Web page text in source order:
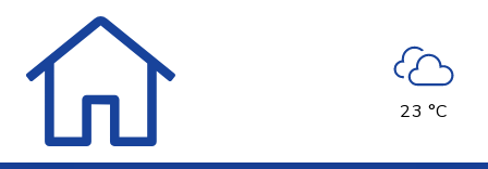
23 °C